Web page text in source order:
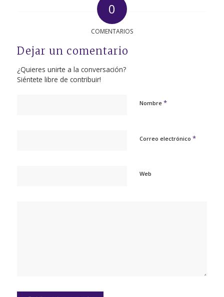
0
COMENTARIOS
Dejar un comentario
¿Quieres unirte a la conversación?
Siéntete libre de contribuir!
Nombre *
Correo electrónico *
Web